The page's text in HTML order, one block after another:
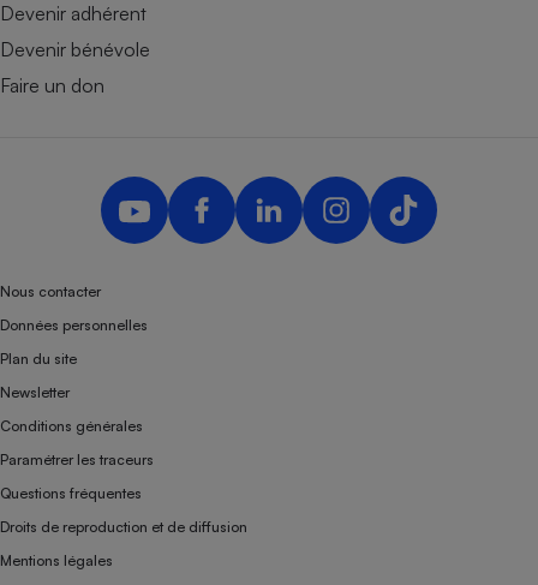
Devenir adhérent
Devenir bénévole
Faire un don
Nous contacter
Données personnelles
Plan du site
Newsletter
Conditions générales
Paramétrer les traceurs
Questions fréquentes
Droits de reproduction et de diffusion
Mentions légales